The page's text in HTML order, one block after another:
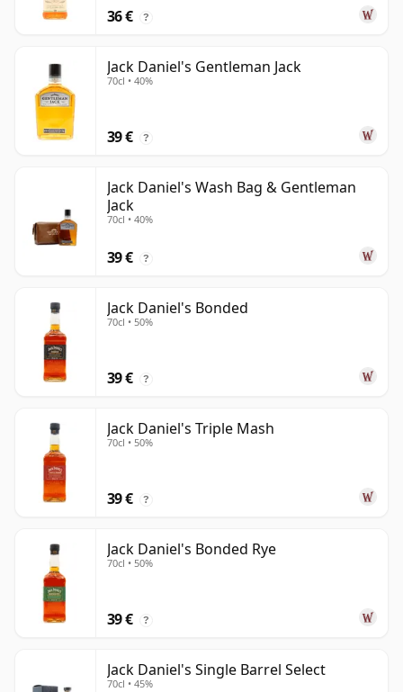
36 € ?
Jack Daniel's Gentleman Jack
70cl • 40%
39 € ?
Jack Daniel's Wash Bag & Gentleman
Jack
70cl • 40%
39 € ?
Jack Daniel's Bonded
70cl • 50%
39 € ?
Jack Daniel's Triple Mash
70cl • 50%
39 € ?
Jack Daniel's Bonded Rye
70cl • 50%
39 € ?
Jack Daniel's Single Barrel Select
70cl • 45%